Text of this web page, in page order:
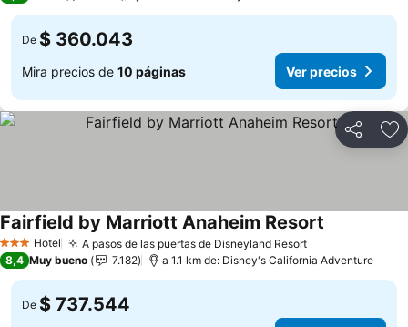
De $ 360.043
Mira precios de 10 páginas Ver precios
Compartir
3 Estrellas
Hotel A pasos de las puertas de Disneyland Resort
Fairfield by Marriott Anaheim Resort
8,4 Muy bueno 7.182 a 1.1 km de: Disney's California Adventure
De $ 737.544